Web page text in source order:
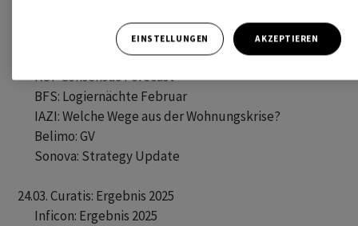
23.03. Metall Zug: Ergebnis 2025
       KOF Consensus Forecast
       BFS: Logiernächte Februar
       IAZI: Welche Wege aus der Wohnungskrise?
       Belimo: GV
       Sonova: Strategy Update
24.03. Curatis: Ergebnis 2025
       Inficon: Ergebnis 2025
EINSTELLUNGEN AKZEPTIEREN